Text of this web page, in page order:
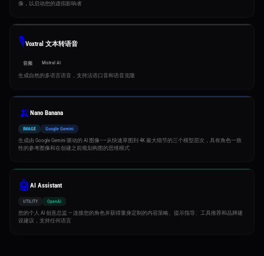
像，以启动您的虚拟影响者
🎙️Voxtral 文本转语音
音频 Mistral AI
生成自然的多语言语音，支持法语口音和语音克隆
🍌 Nano Banana
IMAGE Google Gemini
生成由 Google Gemini 驱动的 AI 图像——从快速草图到 4K 最大细节的三个模型层次，具有角色一致
性的参考图像和在创建之前规划构图的思维模式
🤖 AI Assistant
UTILITY OpenAI
您的个人 AI 创意总监 — 连接您的角色并获得量身定制的内容策略、提示指导、工具推荐和品牌建
设建议，支持任何语言